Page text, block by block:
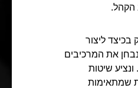
הקהל.
ליצור
נבחן את המרכיבים
ונציע שיטות
שמתאימות